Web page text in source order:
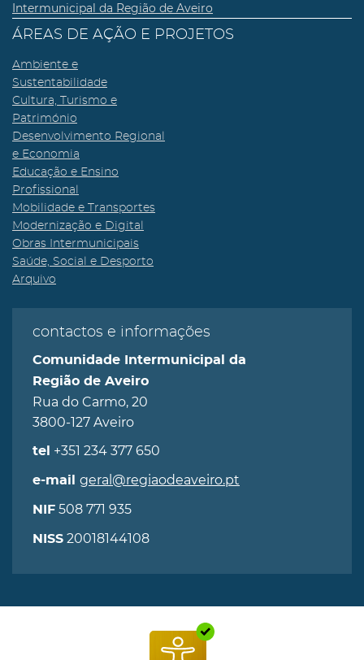
Intermunicipal da Região de Aveiro
ÁREAS DE AÇÃO E PROJETOS
Ambiente e
Sustentabilidade
Cultura, Turismo e
Património
Desenvolvimento Regional
e Economia
Educação e Ensino
Profissional
Mobilidade e Transportes
Modernização e Digital
Obras Intermunicipais
Saúde, Social e Desporto
Arquivo
contactos e informações
Comunidade Intermunicipal da
Região de Aveiro
Rua do Carmo, 20
3800-127 Aveiro
tel +351 234 377 650
e-mail geral@regiaodeaveiro.pt
NIF 508 771 935
NISS 20018144108